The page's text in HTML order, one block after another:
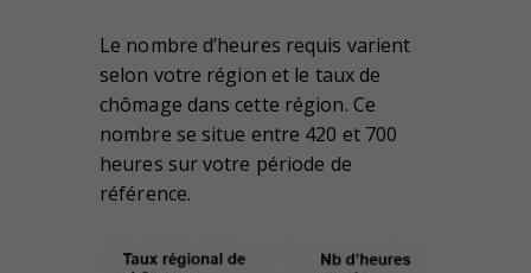
Le nombre d’heures requis varient
selon votre région et le taux de
chômage dans cette région. Ce
nombre se situe entre 420 et 700
heures sur votre période de
référence.